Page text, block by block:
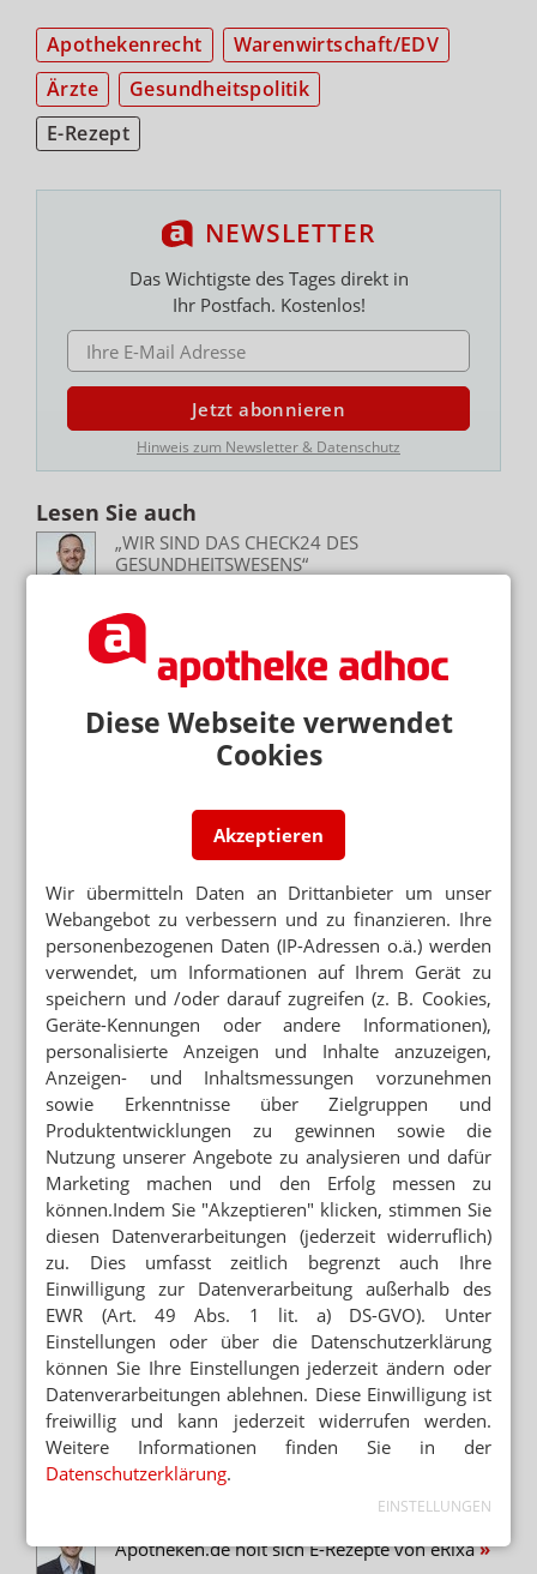
Diese Webseite verwendet
Cookies
Akzeptieren
Wir übermitteln Daten an Drittanbieter um unser
Webangebot zu verbessern und zu finanzieren. Ihre
personenbezogenen Daten (IP-Adressen o.ä.) werden
verwendet, um Informationen auf Ihrem Gerät zu
speichern und /oder darauf zugreifen (z. B. Cookies,
Geräte-Kennungen oder andere Informationen),
personalisierte Anzeigen und Inhalte anzuzeigen,
Anzeigen- und Inhaltsmessungen vorzunehmen
sowie Erkenntnisse über Zielgruppen und
Produktentwicklungen zu gewinnen sowie die
Nutzung unserer Angebote zu analysieren und dafür
Marketing machen und den Erfolg messen zu
können.Indem Sie "Akzeptieren" klicken, stimmen Sie
diesen Datenverarbeitungen (jederzeit widerruflich)
zu. Dies umfasst zeitlich begrenzt auch Ihre
Einwilligung zur Datenverarbeitung außerhalb des
EWR (Art. 49 Abs. 1 lit. a) DS-GVO). Unter
Einstellungen oder über die Datenschutzerklärung
können Sie Ihre Einstellungen jederzeit ändern oder
Datenverarbeitungen ablehnen. Diese Einwilligung ist
freiwillig und kann jederzeit widerrufen werden.
Weitere Informationen finden Sie in der
Datenschutzerklärung.
EINSTELLUNGEN
Apothekenrecht
Warenwirtschaft/EDV
Ärzte
Gesundheitspolitik
E-Rezept
NEWSLETTER
Das Wichtigste des Tages direkt in
Ihr Postfach. Kostenlos!
E-MAIL ADRESSE
Jetzt abonnieren
Hinweis zum Newsletter & Datenschutz
Lesen Sie auch
„WIR SIND DAS CHECK24 DES
GESUNDHEITSWESENS“
TELEMATIKINFRASTRUKTUR
HBA: Kleines Häkchen sorgt für große
Verwirrung
„FAIRE WETTBEWERBSBEDINGUNGEN“
DocMorris: Kein Bonus für E-Rezepte
NEUER PARTNER FÜR PRO AVO
Optica liefert E-Rezept-Technologie für Apora
VIDEOINTERVIEW CHRISTINE ASCHENBERG-
DUGNUS (FDP)
„Ein Boni-Verbot wäre eine Umgehung“
TELEMEDIZIN
TK holt Gnekow-Apotheke ins bundesweite E-
Rezept
Neuere Artikel zum Thema
APP-LÖSUNGEN FÜR DIGITALE
VERORDNUNGEN
eRixa-Kooperation: E-Rezept jetzt schon
bundesweit
APOMONDO, ERIXA, MEDICHECK UND
SCANACS
„Apotheker können jetzt Homeoffice machen“
ANGEBLICHE SICHERHEITSMÄNGEL
E-Rezept: Datenschutz-Zoff bei eRixa
VOM VERSENDER ZU CALLMYAPO
Zava und Shop-Apotheke: „Hunderte E-
Rezepte am Tag“
Apotheken.de holt sich E-Rezepte von eRixa